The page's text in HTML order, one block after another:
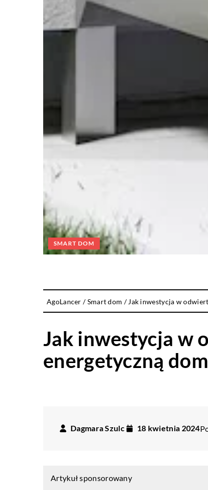
SMART DOM
AgoLancer /Smart dom / Jak inwestycja w
Jak inwestycja w
energetyczną
Dagmara Szulc 18 kwietnia 2024
Artykuł sponsorowany